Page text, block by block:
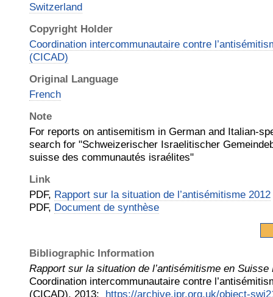
Switzerland
Copyright Holder
Coordination intercommunautaire contre
(CICAD)
Original Language
French
Note
For reports on antisemitism in German and Italian-
search for "Schweizerischer Israelitischer
suisse des communautés israélites"
Link
PDF, Rapport sur la situation de l’antisémitisme 2012
PDF, Document de synthèse
Bibliographic Information
Rapport sur la situation de l’antisémitisme en Suisse
Coordination intercommunautaire contre
(CICAD). 2013: https://archive.jpr.org.uk/object-